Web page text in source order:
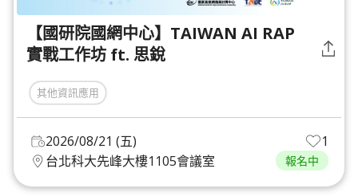
【國研院國網中心】TAIWAN AI RAP
實戰工作坊 ft. 思銳
其他資訊應用
2026/08/21 (五)
1
台北科大先峰大樓1105會議室
報名中